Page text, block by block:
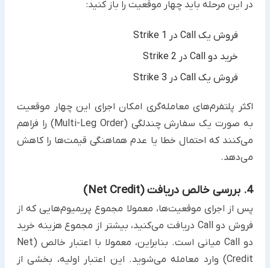
در این مرحله باید چهار موقعیت را باز کنید:
فروش یک Call در Strike 1
خرید دو Call در Strike 2
فروش یک Call در Strike 3
اکثر پلتفرم‌های معامله‌گری امکان اجرای این چهار موقعیت
به صورت یک سفارش چندلگی (Multi-Leg Order) را فراهم
می‌کنند که احتمال خطا یا عدم هماهنگی قیمت‌ها را کاهش
می‌دهد.
4. بررسی خالص دریافت (Net Credit)
پس از اجرای موقعیت‌ها، معمولا مجموع پریمیوم‌هایی که از
فروش دو Call دریافت می‌کنید، بیشتر از مجموع هزینه خرید
دو Call میانی است. بنابراین، معمولا با اعتبار خالص (Net
Credit) وارد معامله می‌شوید. این اعتبار اولیه، بخشی از